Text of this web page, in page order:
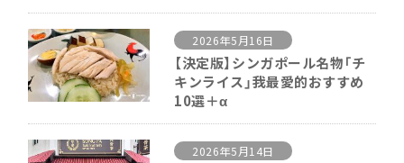
2026年5月16日
【決定版】シンガポール名物「チ
キンライス」我最愛的おすすめ
10選＋α
2026年5月14日